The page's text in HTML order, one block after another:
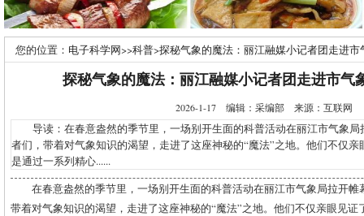
您的位置： 电子科学网>>科普>探秘气象的魔法：丽江融媒小记者团走进
探秘气象的魔法：丽江融媒小记者团走进市气
2026-1-17 编辑：采编部 来源：互联网
导读：在春意盎然的季节里，一场别开生面的科普活动在丽江市气象局
者们，带着对气象知识的渴望，走进了这座神秘的“魔法”之地。他们不仅
是通过一系列精心......
在春意盎然的季节里，一场别开生面的科普活动在丽江市气象局拉开
带着对气象知识的渴望，走进了这座神秘的“魔法”之地。他们不仅亲眼见